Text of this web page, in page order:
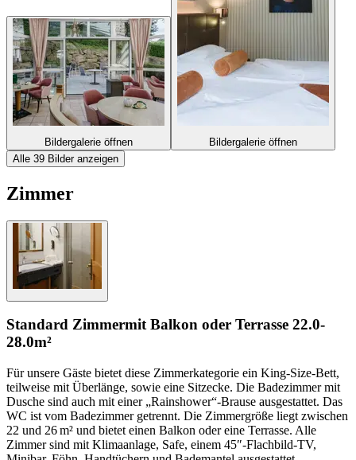
Bildergalerie öffnen
Bildergalerie öffnen
Alle 39 Bilder anzeigen
Zimmer
Standard Zimmermit Balkon oder Terrasse 22.0-
28.0m²
Für unsere Gäste bietet diese Zimmerkategorie ein King-Size-Bett,
teilweise mit Überlänge, sowie eine Sitzecke. Die Badezimmer mit
Dusche sind auch mit einer „Rainshower“-Brause ausgestattet. Das
WC ist vom Badezimmer getrennt. Die Zimmergröße liegt zwischen
22 und 26 m² und bietet einen Balkon oder eine Terrasse. Alle
Zimmer sind mit Klimaanlage, Safe, einem 45″-Flachbild-TV,